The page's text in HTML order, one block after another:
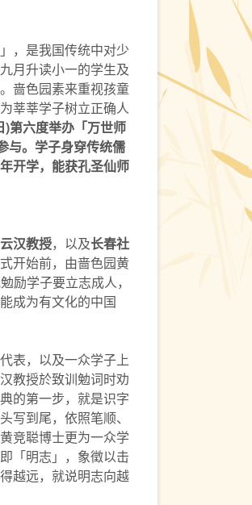
，是我国传统中对少
月升读小一的学生及
啬色园素来重视孩童
莘莘学子树立正确人
第六度举办「万世师
与。学子身穿传统儒
开学，能获孔圣仙师
汉教授，以及长春社
开始前，由啬色园黄
励学子要立志成人，
成为有文化的中国
表，以及一众学子上
教授於致训勉词时劝
的第一步，就是识字
写到尾，依照笔顺、
竞聪博士更为一众学
「明志」，象徵以击
越远，就说明志向越